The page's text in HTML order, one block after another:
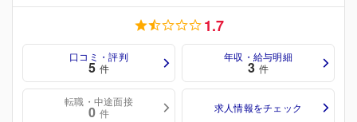
1.7
口コミ・評判
5 件
年収・給与明細
3 件
転職・中途面接
0 件 求人情報をチェック